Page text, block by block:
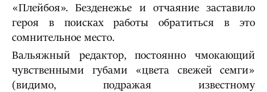
«Плейбоя». Безденежье и отчаяние заставило
героя в поисках работы обратиться в это
сомнительное место.
Вальяжный редактор, постоянно чмокающий
чувственными губами «цвета свежей семги»
(видимо, подражая известному